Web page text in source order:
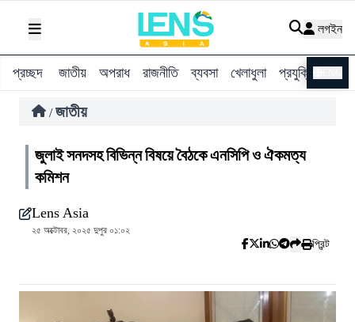
লগইন
প্রচ্ছদ জাতীয় অপরাধ রাজনীতি ব্যবসা খেলাধুলা প্রযুক্তি
/ জাতীয়
জুলাই সনদসহ বিভিন্ন বিষয়ে বৈঠকে এনসিপি ও ঐকমত্য
কমিশন
Lens Asia
২৫ অক্টোবর, ২০২৫ দুপুর ০১:০২
প্রিন্ট